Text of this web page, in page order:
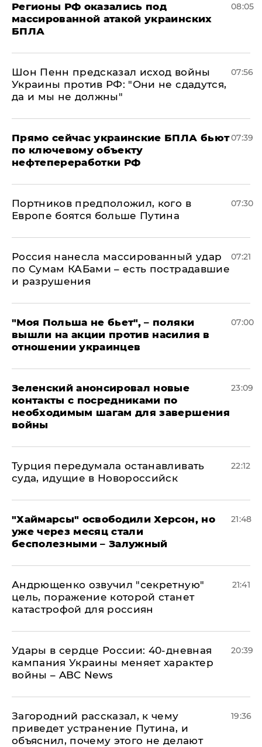
Регионы РФ оказались под
массированной атакой украинских
БПЛА
08:05
Шон Пенн предсказал исход войны
Украины против РФ: "Они не сдадутся,
да и мы не должны"
07:56
Прямо сейчас украинские БПЛА бьют
по ключевому объекту
нефтепереработки РФ
07:39
Портников предположил, кого в
Европе боятся больше Путина
07:30
Россия нанесла массированный удар
по Сумам КАБами – есть пострадавшие
и разрушения
07:21
"Моя Польша не бьет", – поляки
вышли на акции против насилия в
отношении украинцев
07:00
Зеленский анонсировал новые
контакты с посредниками по
необходимым шагам для завершения
войны
23:09
Турция передумала останавливать
суда, идущие в Новороссийск
22:12
"Хаймарсы" освободили Херсон, но
уже через месяц стали
бесполезными – Залужный
21:48
Андрющенко озвучил "секретную"
цель, поражение которой станет
катастрофой для россиян
21:41
Удары в сердце России: 40-дневная
кампания Украины меняет характер
войны – ABC News
20:39
Загородний рассказал, к чему
приведет устранение Путина, и
объяснил, почему этого не делают
19:36